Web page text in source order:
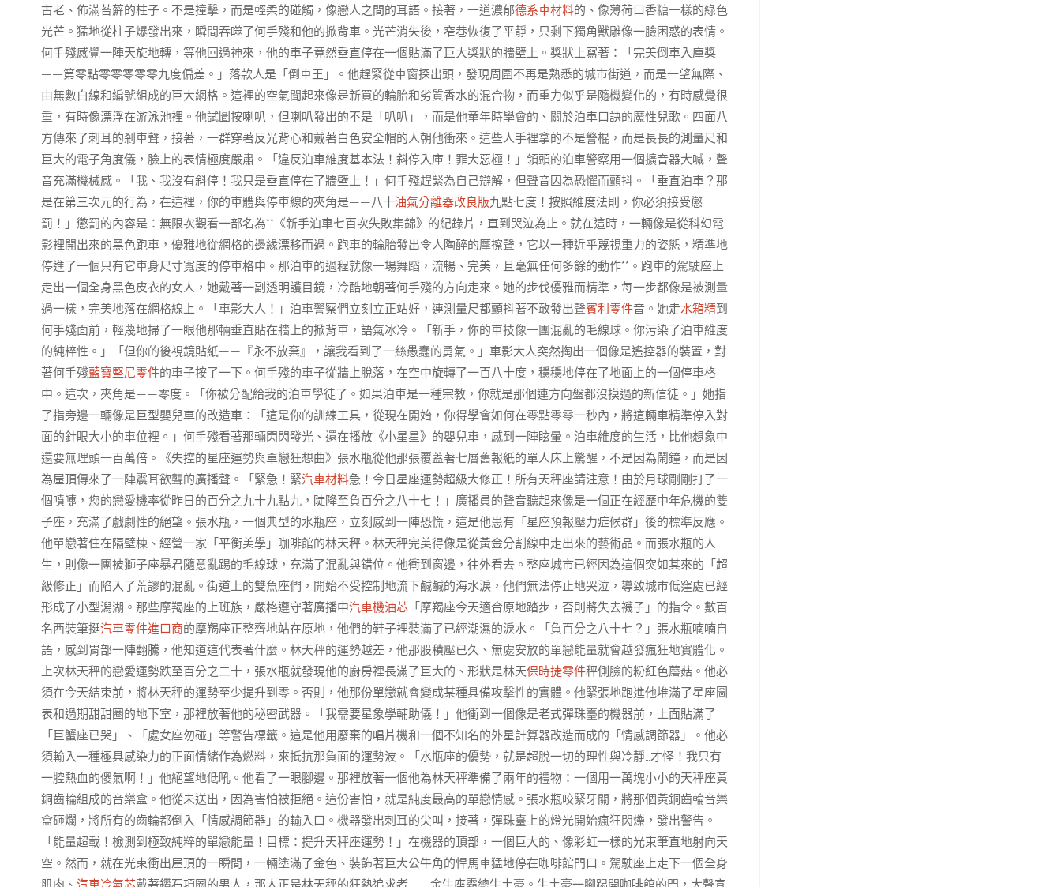
古老、佈滿苔蘚的柱子。不是撞擊，而是輕柔的碰觸，像戀人之間的耳語。接著，一道濃郁德系車材料的、像薄荷口香糖一樣的綠色
光芒。猛地從柱子爆發出來，瞬間吞噬了何手殘和他的掀背車。光芒消失後，窄巷恢復了平靜，只剩下獨角獸雕像一臉困惑的表情。
何手殘感覺一陣天旋地轉，等他回過神來，他的車子竟然垂直停在一個貼滿了巨大獎狀的牆壁上。獎狀上寫著：「完美倒車入庫獎
——第零點零零零零零九度偏差。」落款人是「倒車王」。他趕緊從車窗探出頭，發現周圍不再是熟悉的城市街道，而是一望無際、
由無數白線和編號組成的巨大網格。這裡的空氣聞起來像是新買的輪胎和劣質香水的混合物，而重力似乎是隨機變化的，有時感覺很
重，有時像漂浮在游泳池裡。他試圖按喇叭，但喇叭發出的不是「叭叭」，而是他童年時學會的、關於泊車口訣的魔性兒歌。四面八
方傳來了刺耳的剎車聲，接著，一群穿著反光背心和戴著白色安全帽的人朝他衝來。這些人手裡拿的不是警棍，而是長長的測量尺和
巨大的電子角度儀，臉上的表情極度嚴肅。「違反泊車維度基本法！斜停入庫！罪大惡極！」領頭的泊車警察用一個擴音器大喊，聲
音充滿機械感。「我、我沒有斜停！我只是垂直停在了牆壁上！」何手殘趕緊為自己辯解，但聲音因為恐懼而顫抖。「垂直泊車？那
是在第三次元的行為，在這裡，你的車體與停車線的夾角是——八十油氣分離器改良版九點七度！按照維度法則，你必須接受懲
罰！」懲罰的內容是：無限次觀看一部名為**《新手泊車七百次失敗集錦》的紀錄片，直到哭泣為止。就在這時，一輛像是從科幻電
影裡開出來的黑色跑車，優雅地從網格的邊緣漂移而過。跑車的輪胎發出令人陶醉的摩擦聲，它以一種近乎蔑視重力的姿態，精準地
停進了一個只有它車身尺寸寬度的停車格中。那泊車的過程就像一場舞蹈，流暢、完美，且毫無任何多餘的動作**。跑車的駕駛座上
走出一個全身黑色皮衣的女人，她戴著一副透明護目鏡，冷酷地朝著何手殘的方向走來。她的步伐優雅而精準，每一步都像是被測量
過一樣，完美地落在網格線上。「車影大人！」泊車警察們立刻立正站好，連測量尺都顫抖著不敢發出聲賓利零件音。她走水箱精到
何手殘面前，輕蔑地掃了一眼他那輛垂直貼在牆上的掀背車，語氣冰冷。「新手，你的車技像一團混亂的毛線球。你污染了泊車維度
的純粹性。」「但你的後視鏡貼紙——『永不放棄』，讓我看到了一絲愚蠢的勇氣。」車影大人突然掏出一個像是遙控器的裝置，對
著何手殘藍寶堅尼零件的車子按了一下。何手殘的車子從牆上脫落，在空中旋轉了一百八十度，穩穩地停在了地面上的一個停車格
中。這次，夾角是——零度。「你被分配給我的泊車學徒了。如果泊車是一種宗教，你就是那個連方向盤都沒摸過的新信徒。」她指
了指旁邊一輛像是巨型嬰兒車的改造車：「這是你的訓練工具，從現在開始，你得學會如何在零點零零一秒內，將這輛車精準停入對
面的針眼大小的車位裡。」何手殘看著那輛閃閃發光、還在播放《小星星》的嬰兒車，感到一陣眩暈。泊車維度的生活，比他想象中
還要無理頭一百萬倍。《失控的星座運勢與單戀狂想曲》張水瓶從他那張覆蓋著七層舊報紙的單人床上驚醒，不是因為鬧鐘，而是因
為屋頂傳來了一陣震耳欲聾的廣播聲。「緊急！緊汽車材料急！今日星座運勢超級大修正！所有天秤座請注意！由於月球剛剛打了一
個噴嚏，您的戀愛機率從昨日的百分之九十九點九，陡降至負百分之八十七！」廣播員的聲音聽起來像是一個正在經歷中年危機的雙
子座，充滿了戲劇性的絕望。張水瓶，一個典型的水瓶座，立刻感到一陣恐慌，這是他患有「星座預報壓力症候群」後的標準反應。
他單戀著住在隔壁棟、經營一家「平衡美學」咖啡館的林天秤。林天秤完美得像是從黃金分割線中走出來的藝術品。而張水瓶的人
生，則像一團被獅子座暴君隨意亂踢的毛線球，充滿了混亂與錯位。他衝到窗邊，往外看去。整座城市已經因為這個突如其來的「超
級修正」而陷入了荒謬的混亂。街道上的雙魚座們，開始不受控制地流下鹹鹹的海水淚，他們無法停止地哭泣，導致城市低窪處已經
形成了小型潟湖。那些摩羯座的上班族，嚴格遵守著廣播中汽車機油芯 「摩羯座今天適合原地踏步，否則將失去襪子」的指令。數百
名西裝筆挺汽車零件進口商的摩羯座正整齊地站在原地，他們的鞋子裡裝滿了已經潮濕的淚水。「負百分之八十七？」張水瓶喃喃自
語，感到胃部一陣翻騰，他知道這代表著什麼。林天秤的運勢越差，他那股積壓已久、無處安放的單戀能量就會越發瘋狂地實體化。
上次林天秤的戀愛運勢跌至百分之二十，張水瓶就發現他的廚房裡長滿了巨大的、形狀是林天保時捷零件秤側臉的粉紅色蘑菇。他必
須在今天結束前，將林天秤的運勢至少提升到零。否則，他那份單戀就會變成某種具備攻擊性的實體。他緊張地跑進他堆滿了星座圖
表和過期甜甜圈的地下室，那裡放著他的秘密武器。「我需要星象學輔助儀！」他衝到一個像是老式彈珠臺的機器前，上面貼滿了
「巨蟹座已哭」、「處女座勿碰」等警告標籤。這是他用廢棄的唱片機和一個不知名的外星計算器改造而成的「情感調節器」。他必
須輸入一種極具感染力的正面情緒作為燃料，來抵抗那負面的運勢波。「水瓶座的優勢，就是超脫一切的理性與冷靜…才怪！我只有
一腔熱血的傻氣啊！」他絕望地低吼。他看了一眼腳邊。那裡放著一個他為林天秤準備了兩年的禮物：一個用一萬塊小小的天秤座黃
銅齒輪組成的音樂盒。他從未送出，因為害怕被拒絕。這份害怕，就是純度最高的單戀情感。張水瓶咬緊牙關，將那個黃銅齒輪音樂
盒砸爛，將所有的齒輪都倒入「情感調節器」的輸入口。機器發出刺耳的尖叫，接著，彈珠臺上的燈光開始瘋狂閃爍，發出警告。
「能量超載！檢測到極致純粹的單戀能量！目標：提升天秤座運勢！」在機器的頂部，一個巨大的、像彩虹一樣的光束筆直地射向天
空。然而，就在光束衝出屋頂的一瞬間，一輛塗滿了金色、裝飾著巨大公牛角的悍馬車猛地停在咖啡館門口。駕駛座上走下一個全身